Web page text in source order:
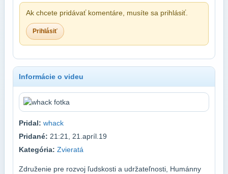
Ak chcete pridávať komentáre, musíte sa prihlásiť.
Prihlásiť
Informácie o videu
Pridal: whack
Pridané: 21:21, 21.apríl.19
Kategória: Zvieratá
Združenie pre rozvoj ľudskosti a udržateľnosti, Humánny